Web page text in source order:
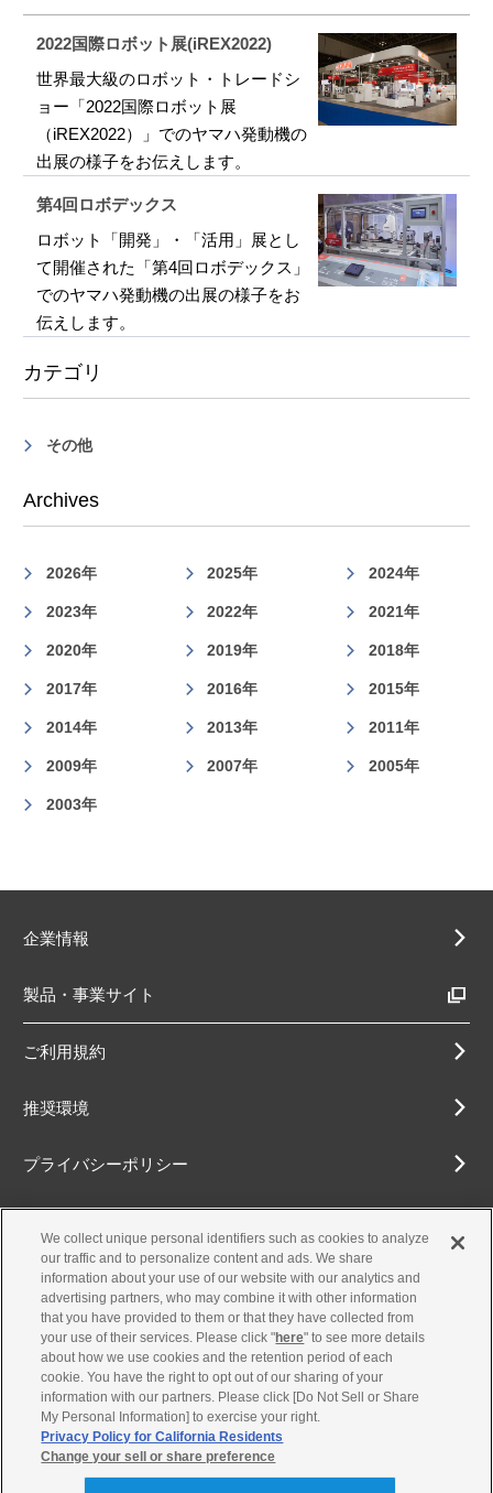
2022国際ロボット展(iREX2022)
世界最大級のロボット・トレードシ
ョー「2022国際ロボット展
（iREX2022）」でのヤマハ発動機の
出展の様子をお伝えします。
第4回ロボデックス
ロボット「開発」・「活用」展とし
て開催された「第4回ロボデックス」
でのヤマハ発動機の出展の様子をお
伝えします。
カテゴリ
その他
Archives
2026年 2025年 2024年
2023年 2022年 2021年
2020年 2019年 2018年
2017年 2016年 2015年
2014年 2013年 2011年
2009年 2007年 2005年
2003年
企業情報
製品・事業サイト
ご利用規約
推奨環境
プライバシーポリシー
アクセシビリティ方針
古物営業法に基づく表示
お問合せ
We collect unique personal identifiers such as cookies to analyze
our traffic and to personalize content and ads. We share
information about your use of our website with our analytics and
advertising partners, who may combine it with other information
that you have provided to them or that they have collected from
your use of their services. Please click "here" to see more details
about how we use cookies and the retention period of each
cookie. You have the right to opt out of our sharing of your
information with our partners. Please click [Do Not Sell or Share
My Personal Information] to exercise your right.
Privacy Policy for California Residents
Change your sell or share preference